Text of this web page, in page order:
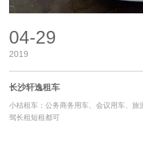
04-29
2019
长沙轩逸租车
小桔租车：公务商务用车、会议用车、
驾长租短租都可